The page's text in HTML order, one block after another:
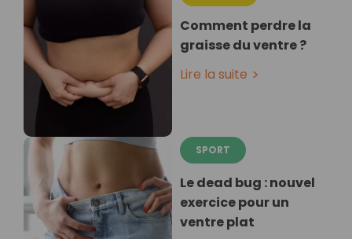
Comment perdre la
graisse du ventre ?
Lire la suite
SPORT
Le dead bug : nouvel
exercice pour un
ventre plat